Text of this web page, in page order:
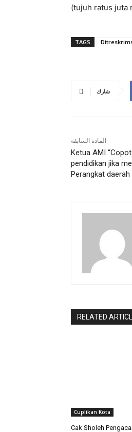
(tujuh ratus juta
TAGS
شارك
المادة السابقة
Ketua AMI
pendidikan jika
Perangkat daerah
RELATED
Cuplikan Kota
Cak Sholeh